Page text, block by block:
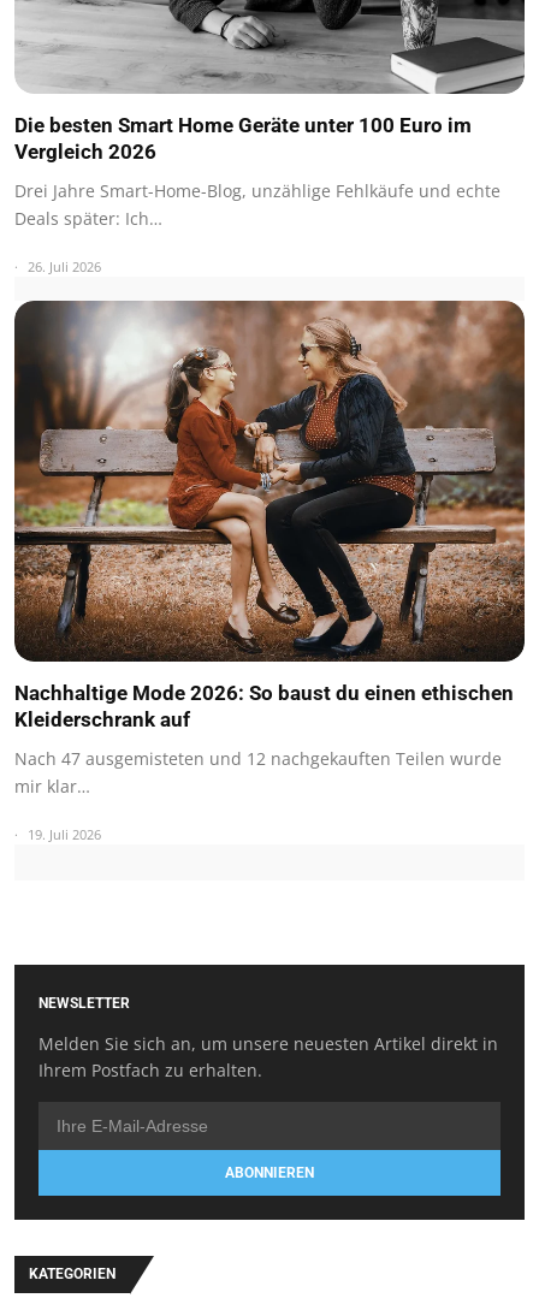
Die besten Smart Home Geräte unter 100 Euro im
Vergleich 2026
Drei Jahre Smart-Home-Blog, unzählige Fehlkäufe und echte
Deals später: Ich…
26. Juli 2026
Nachhaltige Mode 2026: So baust du einen ethischen
Kleiderschrank auf
Nach 47 ausgemisteten und 12 nachgekauften Teilen wurde
mir klar…
19. Juli 2026
NEWSLETTER
Melden Sie sich an, um unsere neuesten Artikel direkt in
Ihrem Postfach zu erhalten.
ABONNIEREN
KATEGORIEN